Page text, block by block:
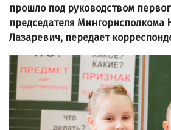
прошло под руководством
председателя Мингорисполкома
Лазаревич, передает